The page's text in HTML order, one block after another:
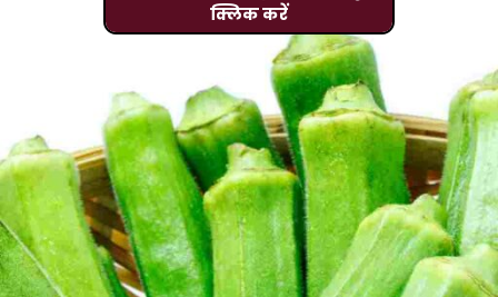
क्लिक करें